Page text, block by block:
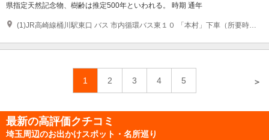
県指定天然記念物、樹齢は推定500年といわれる。 時期 通年
(1)JR高崎線桶川駅東口 バス 市内循環バス東１０ 「本村」下車（所要時間２０分） 徒歩 1分
1 2 3 4 5 ＞
最新の高評価クチコミ
埼玉周辺のお出かけスポット・名所巡り